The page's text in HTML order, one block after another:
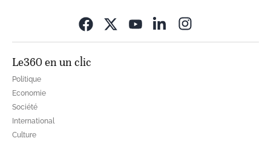
Le360 en un clic
Politique
Economie
Société
International
Culture